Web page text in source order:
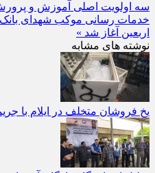
سه اولویت اصلی آموزش و
خدمات‌ رسانی موکب شهدای بانک
اربعین آغاز شد »
نوشته های مشابه
یخ‌ فروشان متخلف در ایلام با